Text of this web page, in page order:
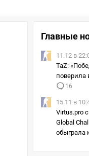
Главные
11.12 в
TaZ:
поверила
16
15.11 в
Virtus.pro
Global
обыграла